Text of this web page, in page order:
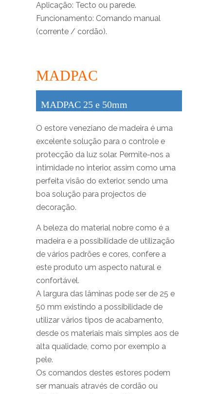
Aplicação: Tecto ou parede.
Funcionamento: Comando manual
(corrente / cordão).
MADPAC
MADPAC 25 e 50mm
O estore veneziano de madeira é uma
excelente solução para o controle e
protecção da luz solar. Permite-nos a
intimidade no interior, assim como uma
perfeita visão do exterior, sendo uma
boa solução para projectos de
decoração.
A beleza do material nobre como é a
madeira e a possibilidade de utilização
de vários padrões e cores, confere a
este produto um aspecto natural e
confortável.
A largura das lâminas pode ser de 25 e
50 mm existindo a possibilidade de
utilizar vários tipos de acabamento,
desde os materiais mais simples aos de
alta qualidade, como por exemplo a
pele.
Os comandos destes estores podem
ser manuais através de cordão ou